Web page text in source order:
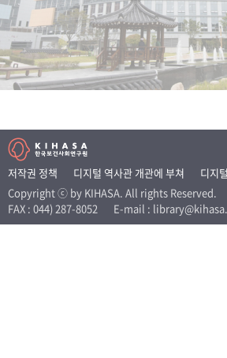
성과 50선 숫자로 보는 50년 50 +1주
세계와 함께 한 KIHASA
VR 역사관
저작권 정책 디지털 역사관 개관에 부쳐
디지
Copyright ⓒ by KIHASA. All rights Reserved.
FAX : 044) 287-8052
E-mail :